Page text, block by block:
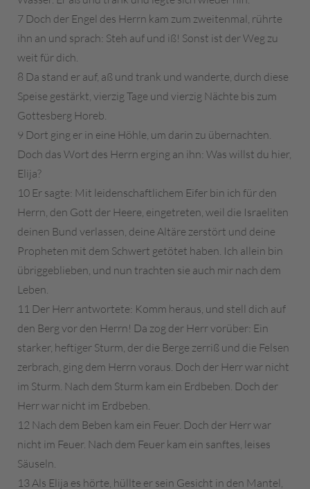
7 Doch der Engel des Herrn kam zum zweitenmal, rührte
ihn an und sprach: Steh auf und iß! Sonst ist der Weg zu
weit für dich.
8 Da stand er auf, aß und trank und wanderte, durch diese
Speise gestärkt, vierzig Tage und vierzig Nächte bis zum
Gottesberg Horeb.
9 Dort ging er in eine Höhle, um darin zu übernachten.
Doch das Wort des Herrn erging an ihn: Was willst du hier,
Elija?
10 Er sagte: Mit leidenschaftlichem Eifer bin ich für den
Herrn, den Gott der Heere, eingetreten, weil die Israeliten
deinen Bund verlassen, deine Altäre zerstört und deine
Propheten mit dem Schwert getötet haben. Ich allein bin
übriggeblieben, und nun trachten sie auch mir nach dem
Leben.
11 Der Herr antwortete: Komm heraus, und stell dich auf
den Berg vor den Herrn! Da zog der Herr vorüber: Ein
starker, heftiger Sturm, der die Berge zerriß und die Felsen
zerbrach, ging dem Herrn voraus. Doch der Herr war nicht
im Sturm. Nach dem Sturm kam ein Erdbeben. Doch der
Herr war nicht im Erdbeben.
12 Nach dem Beben kam ein Feuer. Doch der Herr war
nicht im Feuer. Nach dem Feuer kam ein sanftes, leises
Säuseln.
13 Als Elija es hörte, hüllte er sein Gesicht in den Mantel,